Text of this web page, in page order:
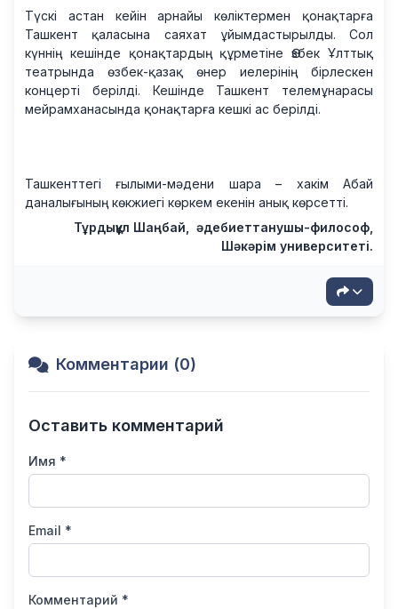
Түскі астан кейін арнайы көліктермен қонақтарға
Ташкент қаласына саяхат ұйымдастырылды. Сол
күннің кешінде қонақтардың құрметіне Өзбек Ұлттық
театрында өзбек-қазақ өнер иелерінің бірлескен
концерті берілді. Кешінде Ташкент телемұнарасы
мейрамханасында қонақтарға кешкі ас берілді.
Ташкенттегі ғылыми-мәдени шара – хакім Абай
даналығының көкжиегі көркем екенін анық көрсетті.
Тұрдықұл Шаңбай, әдебиеттанушы-философ,
Шәкәрім университеті.
Комментарии (0)
Оставить комментарий
Имя *
Email *
Комментарий *